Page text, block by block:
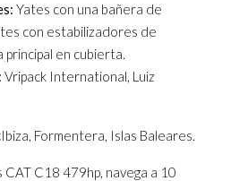
Yates con una bañera de
con estabilizadores de
en cubierta.
Vripack International, Luiz
Ibiza, Formentera, Islas Baleares.
C18 479hp, navega a 10